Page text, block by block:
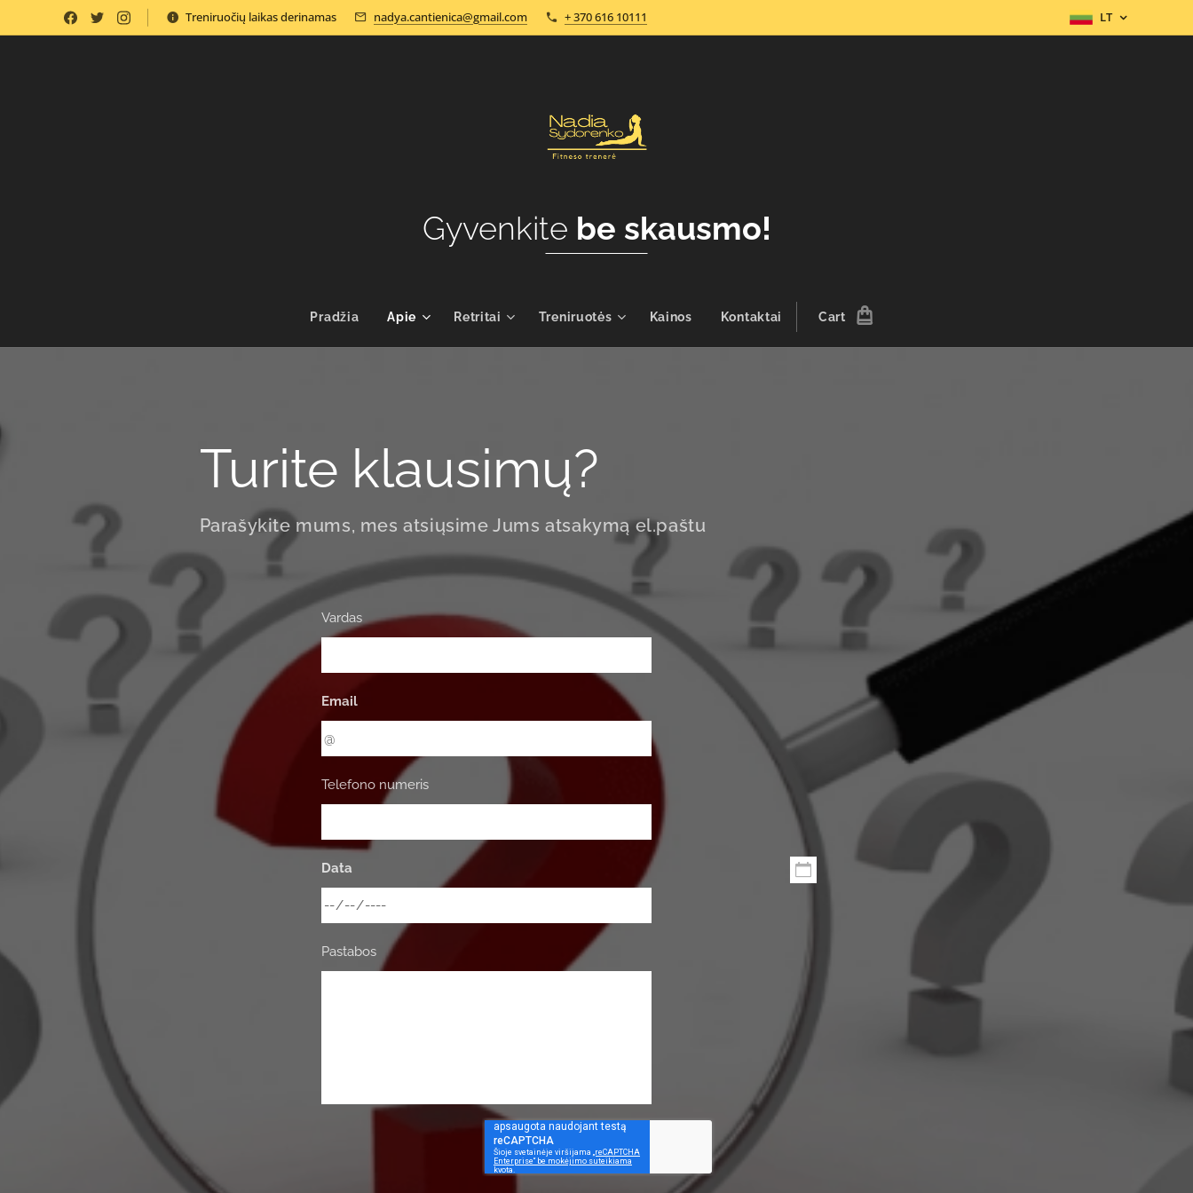
Treniruočių laikas derinamas nadya.cantienica@gmail.com + 370 616 10111 LT
Gyvenkite be skausmo!
Pradžia Apie Retritai Treniruotės Kainos Kontaktai Cart
Turite klausimų?
Parašykite mums, mes atsiųsime Jums atsakymą el.paštu
Vardas
Email
Telefono numeris
Data
Pastabos